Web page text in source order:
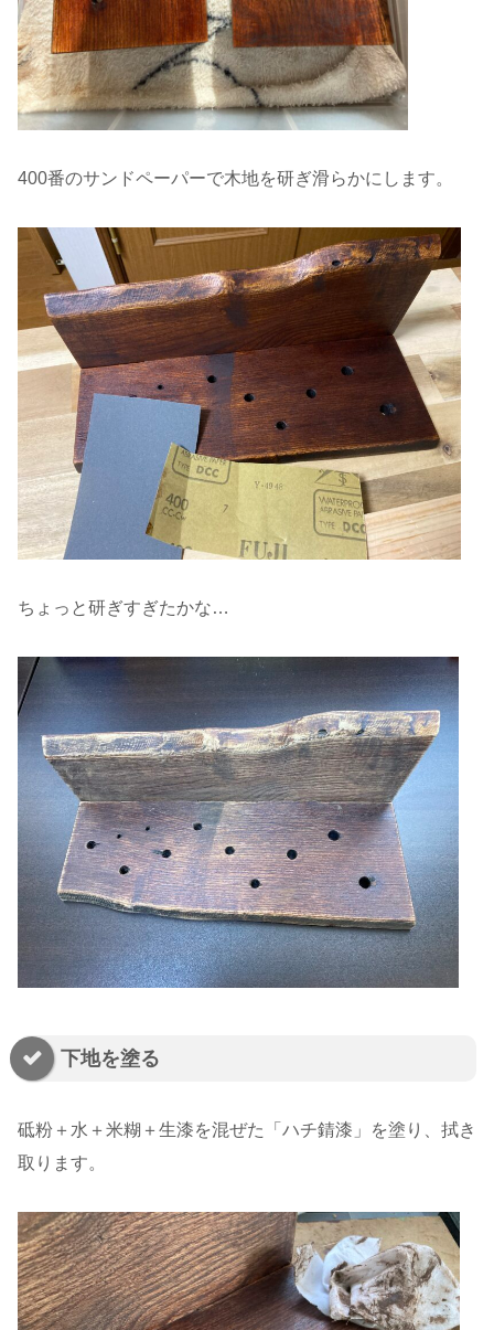
400番のサンドペーパーで木地を研ぎ滑らかにします。
ちょっと研ぎすぎたかな…
下地を塗る
砥粉＋水＋米糊＋生漆を混ぜた「ハチ錆漆」を塗り、拭き
取ります。